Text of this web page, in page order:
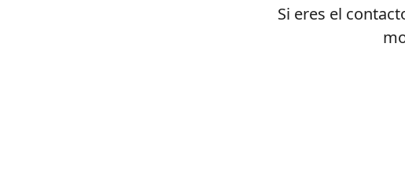
Si eres el